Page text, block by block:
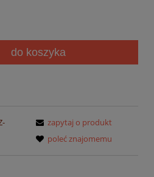
do koszyka
zapytaj o produkt
poleć znajomemu